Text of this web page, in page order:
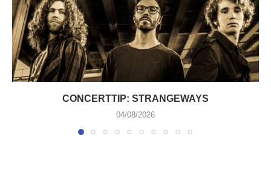
CONCERTTIP: STRANGEWAYS
04/08/2026